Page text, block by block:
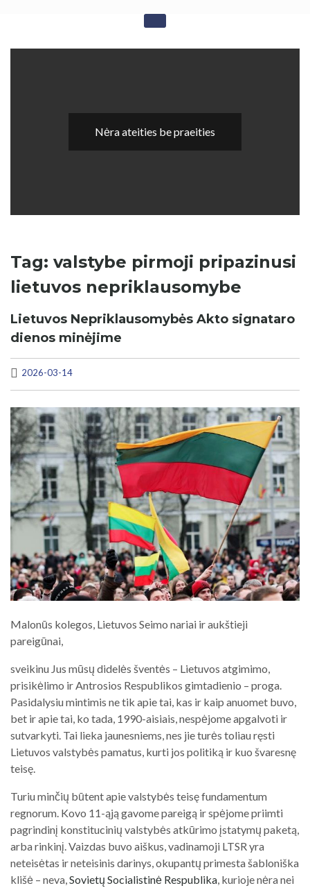
Sovietika - Sovietinės
Nėra ateities be praeities
Tag: valstybe pirmoji pripazinusi
lietuvos nepriklausomybe
Lietuvos Nepriklausomybės Akto signataro
dienos minėjime
2026-03-14
Malonūs kolegos, Lietuvos Seimo nariai ir aukštieji
pareigūnai,
sveikinu Jus mūsų didelės šventės – Lietuvos atgimimo,
prisikėlimo ir Antrosios Respublikos gimtadienio – proga.
Pasidalysiu mintimis ne tik apie tai, kas ir kaip anuomet buvo,
bet ir apie tai, ko tada, 1990-aisiais, nespėjome apgalvoti ir
sutvarkyti. Tai lieka jaunesniems, nes jie turės toliau ręsti
Lietuvos valstybės pamatus, kurti jos politiką ir kuo švaresnę
teisę.
Turiu minčių būtent apie valstybės teisę fundamentum
regnorum. Kovo 11-ąją gavome pareigą ir spėjome priimti
pagrindinį konstitucinių valstybės atkūrimo įstatymų paketą,
arba rinkinį. Vaizdas buvo aiškus, vadinamoji LTSR yra
neteisėtas ir neteisinis darinys, okupantų primesta šabloniška
klišė – neva, Sovietų Socialistinė Respublika , kurioje nėra nei